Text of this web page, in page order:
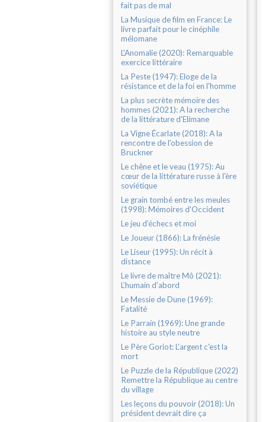
fait pas de mal
La Musique de film en France: Le
livre parfait pour le cinéphile
mélomane
L'Anomalie (2020): Remarquable
exercice littéraire
La Peste (1947): Eloge de la
résistance et de la foi en l'homme
La plus secrète mémoire des
hommes (2021): A la recherche
de la littérature d'Elimane
La Vigne Écarlate (2018): A la
rencontre de l'obession de
Bruckner
Le chêne et le veau (1975): Au
cœur de la littérature russe à l'ère
soviétique
Le grain tombé entre les meules
(1998): Mémoires d'Occident
Le jeu d’échecs et moi
Le Joueur (1866): La frénésie
Le Liseur (1995): Un récit à
distance
Le livre de maître Mô (2021):
L’humain d’abord
Le Messie de Dune (1969):
Fatalité
Le Parrain (1969): Une grande
histoire au style neutre
Le Père Goriot: L'argent c'est la
mort
Le Puzzle de la République (2022)
Remettre la République au centre
du village
Les leçons du pouvoir (2018): Un
président devrait dire ça